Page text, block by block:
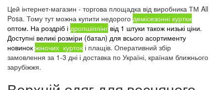
Цей інтернет-магазин - торгова площадка від виробника ТМ All
Posa. Тому тут можна купити недорого демісезонні куртки
оптом. На роздріб і дропшіппінг від 1 штуки також низькі ціни.
Доступні великі розміри (батал) для всього асортименту
новинок жіночих курток і плащів. Оперативний збір
замовлення за 1-3 дні і доставка по Україні, країнам ближнього
зарубіжжя.